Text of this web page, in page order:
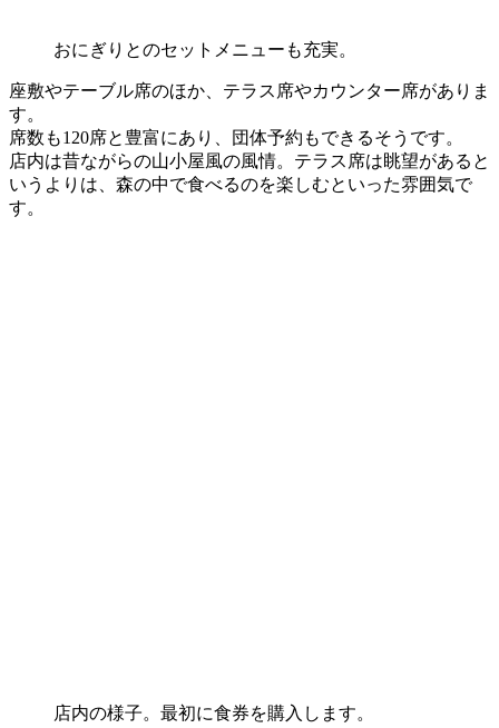
おにぎりとのセットメニューも充実。
座敷やテーブル席のほか、テラス席やカウンター席がありま
す。
席数も120席と豊富にあり、団体予約もできるそうです。
店内は昔ながらの山小屋風の風情。テラス席は眺望があると
いうよりは、森の中で食べるのを楽しむといった雰囲気で
す。
店内の様子。最初に食券を購入します。